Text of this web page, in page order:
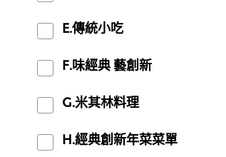
E.傳統小吃
F.味經典 藝創新
G.米其林料理
H.經典創新年菜菜單